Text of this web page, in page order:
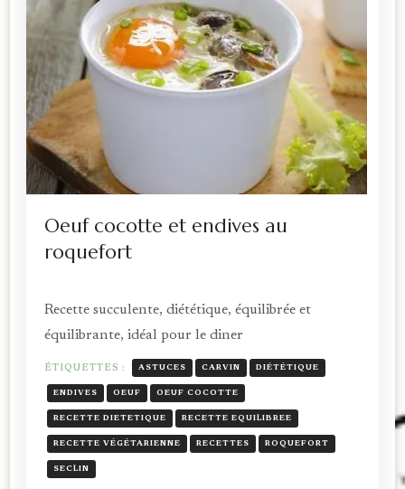
Oeuf cocotte et endives au
roquefort
Recette succulente, diététique, équilibrée et
équilibrante, idéal pour le diner
ÉTIQUETTES : ASTUCES CARVIN DIÉTÉTIQUE
ENDIVES OEUF OEUF COCOTTE
RECETTE DIETETIQUE RECETTE EQUILIBREE
RECETTE VÉGÉTARIENNE RECETTES ROQUEFORT
SECLIN